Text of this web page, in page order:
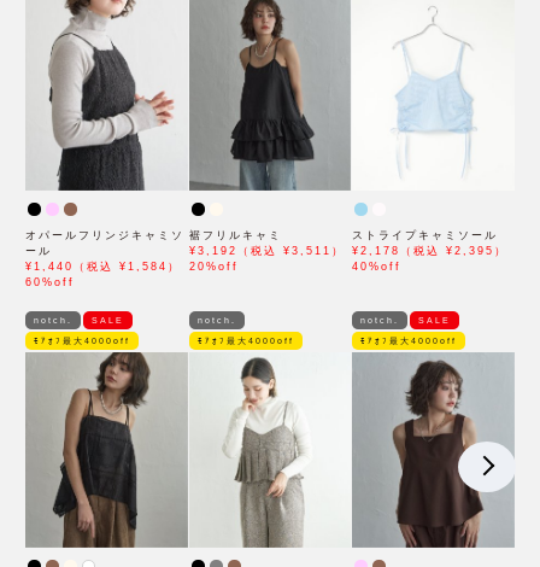
オパールフリンジキャミソ
ール
¥1,440（税込 ¥1,584）
60%off
裾フリルキャミ
¥3,192（税込 ¥3,511）
20%off
ストライプキャミソール
¥2,178（税込 ¥2,395）
40%off
notch. SALE
ﾓｱｵﾌ最大4000off
notch.
ﾓｱｵﾌ最大4000off
notch. SALE
ﾓｱｵﾌ最大4000off